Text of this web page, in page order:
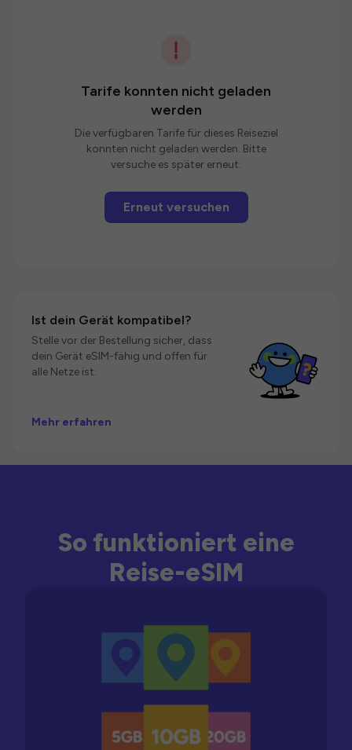
Tarife konnten nicht geladen
werden
Die verfügbaren Tarife für dieses Reiseziel
konnten nicht geladen werden. Bitte
versuche es später erneut.
Erneut versuchen
Ist dein Gerät kompatibel?
Stelle vor der Bestellung sicher, dass
dein Gerät eSIM-fähig und offen für
alle Netze ist.
Mehr erfahren
So funktioniert eine
Reise-eSIM